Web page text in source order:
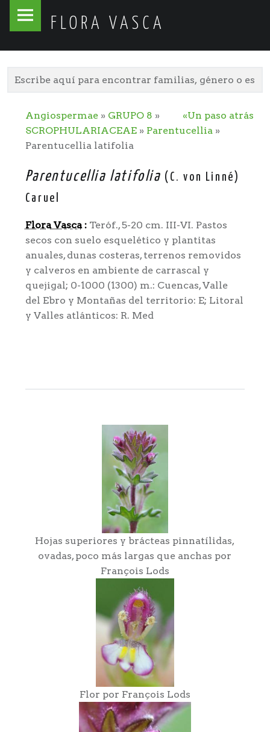
FLORA VASCA
Flora
Skip
«Un paso atrás
Angiospermae» GRUPO 8 »
SCROPHULARIACEAE» Parentucellia»
Parentucellia latifolia
Parentucellia latifolia (C. von Linné)
Caruel
Flora Vasca:Teróf., 5-20 cm. III-VI. Pastos
secos con suelo esquelético y plantitas
anuales, dunas costeras, terrenos removidos
y calveros en ambiente de carrascal y
quejigal; 0-1000 (1300) m.: Cuencas, Valle
del Ebro y Montañas del territorio: E; Litoral
y Valles atlánticos: R. Med
Hojas superiores y brácteas pinnatílidas,
ovadas, poco más largas que anchas por
François Lods
Flor por François Lods